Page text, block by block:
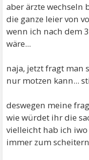
aber ärzte wechseln
die ganze leier von
wenn ich nach dem
wäre...
naja, jetzt fragt man
nur motzen kann...
deswegen meine
wie würdet ihr die
vielleicht hab ich
immer zum